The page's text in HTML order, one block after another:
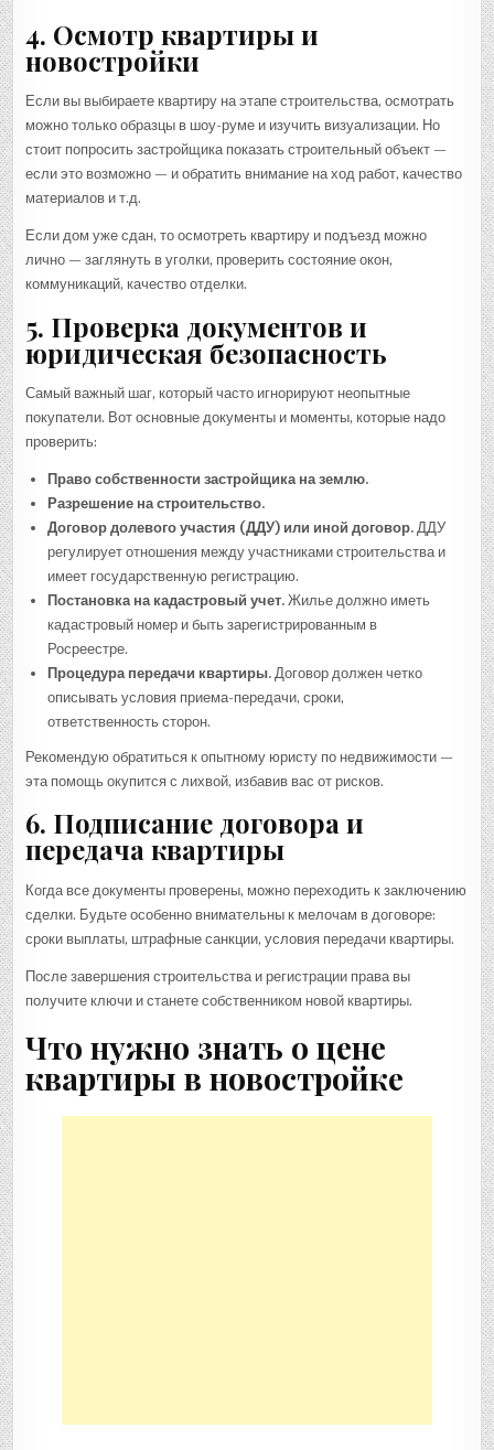
4. Осмотр квартиры и
новостройки
Если вы выбираете квартиру на этапе строительства, осмотрать
можно только образцы в шоу-руме и изучить визуализации. Но
стоит попросить застройщика показать строительный объект —
если это возможно — и обратить внимание на ход работ, качество
материалов и т.д.
Если дом уже сдан, то осмотреть квартиру и подъезд можно
лично — заглянуть в уголки, проверить состояние окон,
коммуникаций, качество отделки.
5. Проверка документов и
юридическая безопасность
Самый важный шаг, который часто игнорируют неопытные
покупатели. Вот основные документы и моменты, которые надо
проверить:
Право собственности застройщика на землю.
Разрешение на строительство.
Договор долевого участия (ДДУ) или иной договор. ДДУ
регулирует отношения между участниками строительства и
имеет государственную регистрацию.
Постановка на кадастровый учет. Жилье должно иметь
кадастровый номер и быть зарегистрированным в
Росреестре.
Процедура передачи квартиры. Договор должен четко
описывать условия приема-передачи, сроки,
ответственность сторон.
Рекомендую обратиться к опытному юристу по недвижимости —
эта помощь окупится с лихвой, избавив вас от рисков.
6. Подписание договора и
передача квартиры
Когда все документы проверены, можно переходить к заключению
сделки. Будьте особенно внимательны к мелочам в договоре:
сроки выплаты, штрафные санкции, условия передачи квартиры.
После завершения строительства и регистрации права вы
получите ключи и станете собственником новой квартиры.
Что нужно знать о цене
квартиры в новостройке